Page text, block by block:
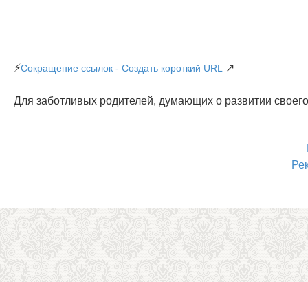
⚡Сокращение ссылок - Создать короткий URL ↗
Для заботливых родителей, думающих о развитии